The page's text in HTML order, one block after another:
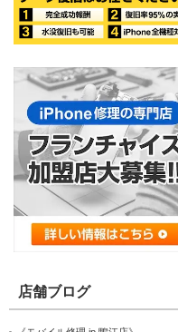
店舗ブログ